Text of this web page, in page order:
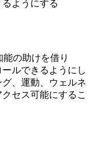
ようにする
の助けを借り
ルできるようにし
、運動、ウェルネ
セス可能にするこ